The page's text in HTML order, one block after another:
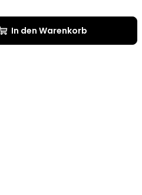
In den Warenkorb